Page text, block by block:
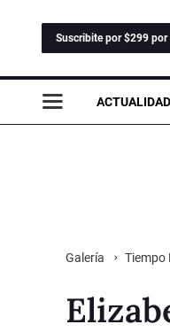
Suscribite por $299 por
ACTUALIDAD
Galería Tiempo